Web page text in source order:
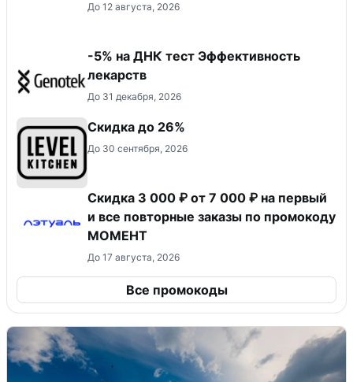
До 12 августа, 2026
-5% на ДНК тест Эффективность
лекарств
До 31 декабря, 2026
Скидка до 26%
До 30 сентября, 2026
Скидка 3 000 ₽ от 7 000 ₽ на первый
и все повторные заказы по промокоду
МОМЕНТ
До 17 августа, 2026
Все промокоды